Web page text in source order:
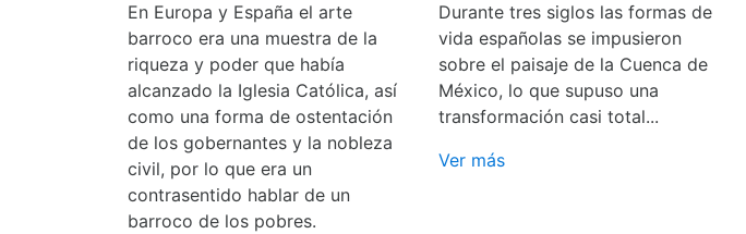
En Europa y España el arte
barroco era una muestra de la
riqueza y poder que había
alcanzado la Iglesia Católica, así
como una forma de ostentación
de los gobernantes y la nobleza
civil, por lo que era un
contrasentido hablar de un
barroco de los pobres.
Durante tres siglos las formas de
vida españolas se impusieron
sobre el paisaje de la Cuenca de
México, lo que supuso una
transformación casi total...
Ver más